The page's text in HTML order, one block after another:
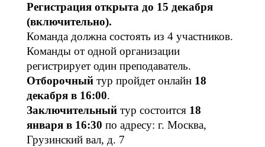
Регистрация открыта до 15 декабря
(включительно).
Команда должна состоять из 4 участников.
Команды от одной организации
регистрирует один преподаватель.
Отборочный тур пройдет онлайн 18
декабря в 16:00.
Заключительный тур состоится 18
января в 16:30 по адресу: г. Москва,
Грузинский вал, д. 7